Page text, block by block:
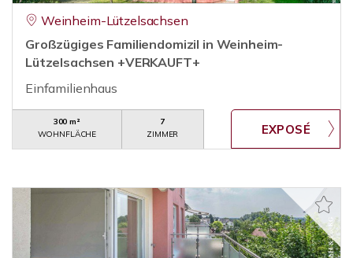
Weinheim-Lützelsachsen
Großzügiges Familiendomizil in Weinheim-
Lützelsachsen +VERKAUFT+
Einfamilienhaus
300 m²
WOHNFLÄCHE
7
ZIMMER